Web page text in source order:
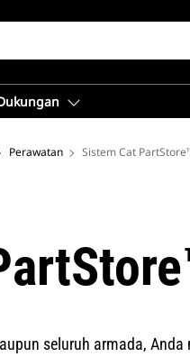
Perawatan Sistem Cat
seluruh armada,